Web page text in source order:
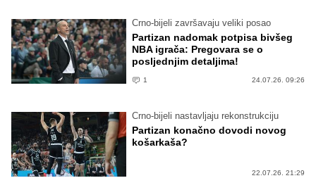
Crno-bijeli završavaju veliki posao
Partizan nadomak potpisa bivšeg
NBA igrača: Pregovara se o
posljednjim detaljima!
1 24.07.26. 09:26
Crno-bijeli nastavljaju rekonstrukciju
Partizan konačno dovodi novog
košarkaša?
22.07.26. 21:29